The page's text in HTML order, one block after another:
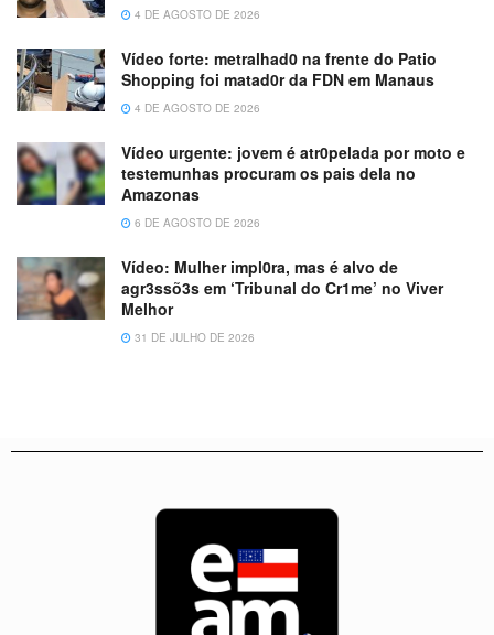
4 DE AGOSTO DE 2026
Vídeo forte: metralhad0 na frente do Patio
Shopping foi matad0r da FDN em Manaus
4 DE AGOSTO DE 2026
Vídeo urgente: jovem é atr0pelada por moto e
testemunhas procuram os pais dela no
Amazonas
6 DE AGOSTO DE 2026
Vídeo: Mulher impl0ra, mas é alvo de
agr3ssõ3s em ‘Tribunal do Cr1me’ no Viver
Melhor
31 DE JULHO DE 2026